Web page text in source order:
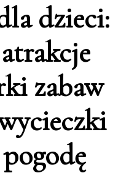
dzieci:
zabaw